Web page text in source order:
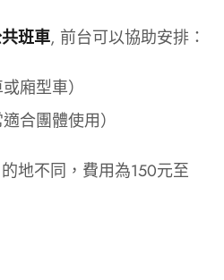
班車, 前台可以協助安排：
廂型車）
合團體使用）
地不同，費用為150元至